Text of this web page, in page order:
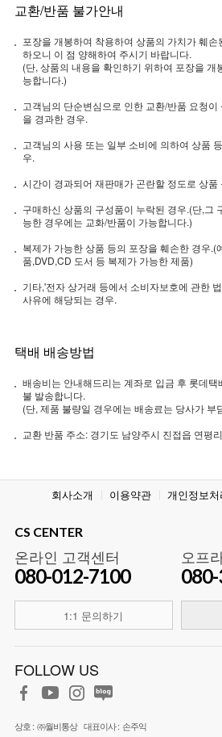
교환/반품 불가안내
포장을 개봉하여 착용하여 상품의 가치가 훼
하오니 이 점 양해하여 주시기 바랍니다.
(단, 상품의 내용을 확인하기 위하여 포장을 개
능합니다.)
고객님의 단순변심으로 인한 교환/반품 요청
을 경과한 경우.
고객님의 사용 또는 일부 소비에 의하여 상품
우.
시간이 경과되어 재판매가 곤란할 정도로 상품
구매하신 상품의 구성품이 누락된 경우.(단,그
능한 경우에는 교화/반품이 가능합니다.)
복제가 가능한 상품 등의 포장을 훼손한 경우.(
품,DVD,CD 도서 등 복제가 가능한 제품)
기타,'전자 상거래 등에서 소비자보호에 관한
사유에 해당되는 경우.
택배 배송방법
배송비는 안내해드리는 계좌로 입금 후 롯데
불 발송합니다.
(단, 제품 불량일 경우에는 배송료는 당사가 부
교환 반품 주소: 경기도 남양주시 진접읍 연평
회사소개 이용약관 개인정보처
CS CENTER
온라인 고객센터
080-012-7100
1:1 문의하기
오프
FOLLOW US
상호 : ㈜월비통상 대표이사 : 손주익